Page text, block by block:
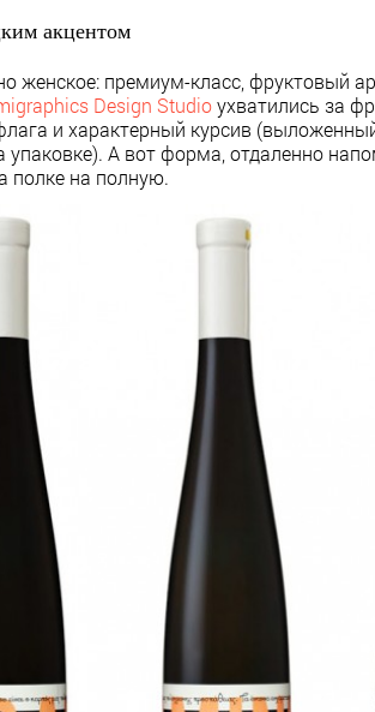
акцентом
женское: премиум-класс, фруктовый
Design Studioухватились за
и характерный курсив
упаковке). А вот форма, отдаленно
полке на полную.